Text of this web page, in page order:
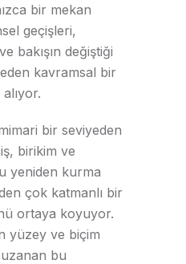
bir mekan
geçişleri,
bakışın değiştiği
kavramsal bir
bir seviyeden
birikim ve
yeniden kurma
çok katmanlı bir
ortaya koyuyor.
yüzey ve biçim
bu